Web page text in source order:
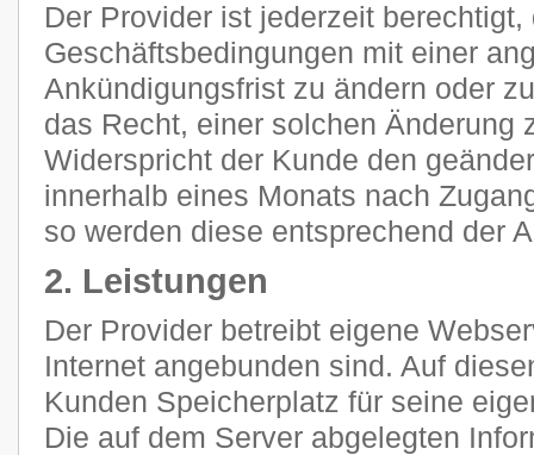
Der Provider ist jederzeit
Geschäftsbedingungen mit einer
Ankündigungsfrist zu ändern oder
das Recht, einer solchen Änderung
Widerspricht der Kunde den
innerhalb eines Monats nach
so werden diese entsprechend der
2. Leistungen
Der Provider betreibt eigene
Internet angebunden sind. Auf
Kunden Speicherplatz für seine
Die auf dem Server abgelegten